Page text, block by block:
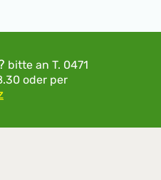
ausgeführt und
robust; ideal für
bitte an T. 0471
oder per